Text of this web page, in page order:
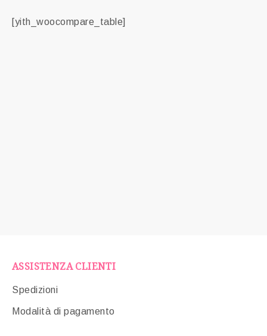
[yith_woocompare_table]
ASSISTENZA CLIENTI
Spedizioni
Modalità di pagamento